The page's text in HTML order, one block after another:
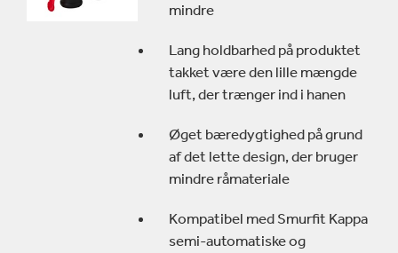
mindre
Lang holdbarhed på produktet
takket være den lille mængde
luft, der trænger ind i hanen
Øget bæredygtighed på grund
af det lette design, der bruger
mindre råmateriale
Kompatibel med Smurfit Kappa
semi-automatiske og